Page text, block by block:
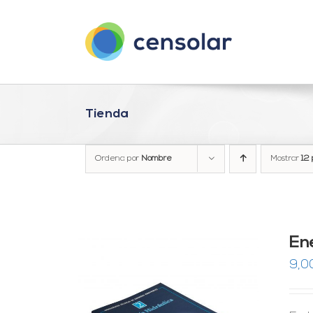
Tienda
Ordena por Nombre Mostrar12